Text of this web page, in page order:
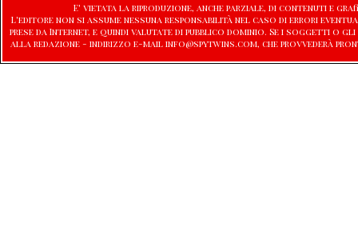
E' vietata la riproduzione, anche parziale, di contenuti e
L'editore non si assume nessuna responsabilità nel caso di errori
prese da Internet, e quindi valutate di pubblico dominio. Se i soggetti
alla redazione - indirizzo e-mail info@spytwins.com, che provvederà